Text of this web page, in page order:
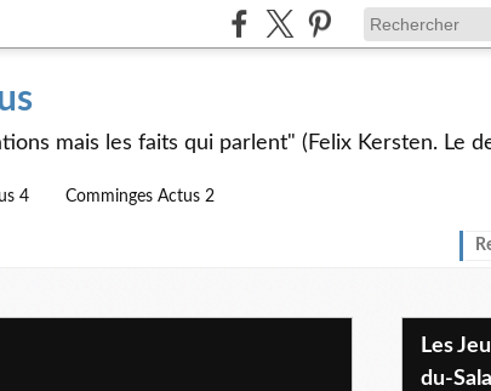
mais les faits qui parlent" (Felix Kersten. Le
4 Comminges Actus 2
Les Jeunes et l'APEAI Mazères-
du-